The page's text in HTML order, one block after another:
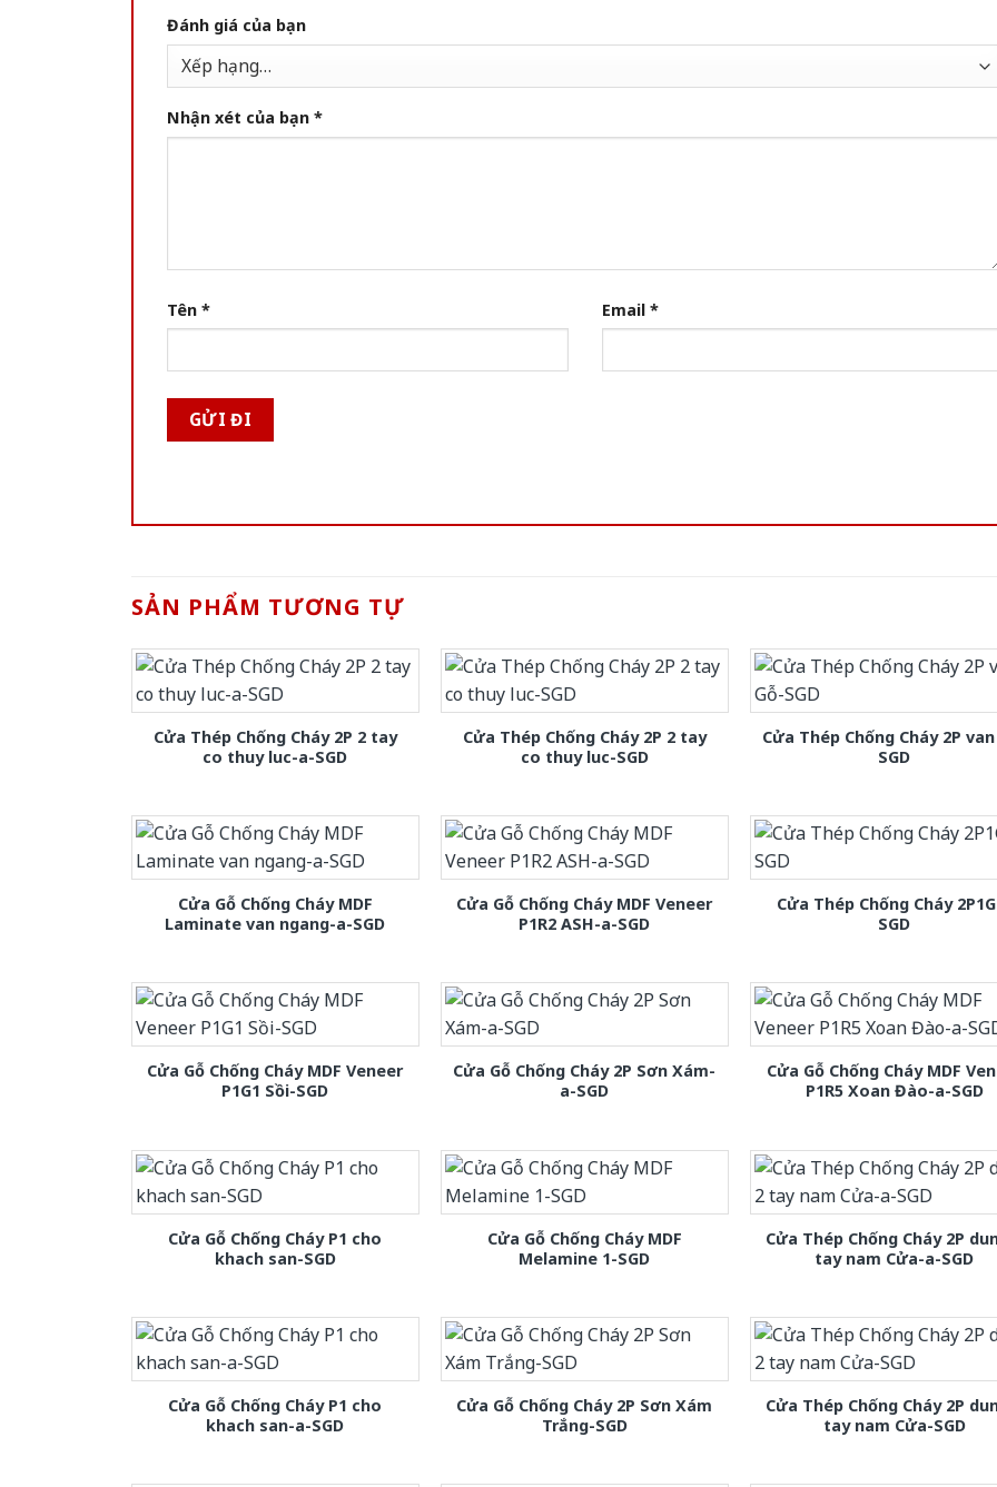
Đánh giá của bạn
Nhận xét của bạn *
Tên * Email *
SẢN PHẨM TƯƠNG TỰ
Cửa Thép Chống Cháy 2P 2 tay
co thuy luc-a-SGD
Cửa Thép Chống Cháy 2P 2 tay
co thuy luc-SGD
Cửa Thép Chống Cháy 2P
SGD
Cửa Gỗ Chống Cháy MDF
Laminate van ngang-a-SGD
Cửa Gỗ Chống Cháy MDF Veneer
P1R2 ASH-a-SGD
Cửa Thép Chống Cháy
SGD
Cửa Gỗ Chống Cháy MDF Veneer
P1G1 Sồi-SGD
Cửa Gỗ Chống Cháy 2P Sơn Xám-
a-SGD
Cửa Gỗ Chống Cháy MDF
P1R5 Xoan Đào-a-SGD
Cửa Gỗ Chống Cháy P1 cho
khach san-SGD
Cửa Gỗ Chống Cháy MDF
Melamine 1-SGD
Cửa Thép Chống Cháy 2P
tay nam Cửa-a-SGD
Cửa Gỗ Chống Cháy P1 cho
khach san-a-SGD
Cửa Gỗ Chống Cháy 2P Sơn Xám
Trắng-SGD
Cửa Thép Chống Cháy 2P
tay nam Cửa-SGD